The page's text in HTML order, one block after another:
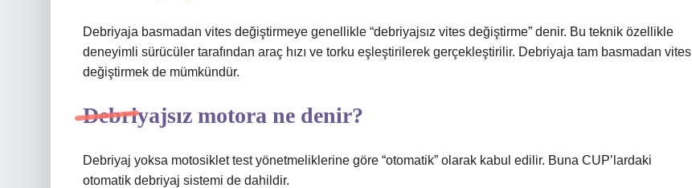
Debriyaja basmadan vites değiştirmeye genellikle “debriyajsız vites değiştirme” denir. Bu teknik özellikle
deneyimli sürücüler tarafından araç hızı ve torku eşleştirilerek gerçekleştirilir. Debriyaja tam basmadan vites
değiştirmek de mümkündür.
Debriyajsız motora ne denir?
Debriyaj yoksa motosiklet test yönetmeliklerine göre “otomatik” olarak kabul edilir. Buna CUP’lardaki
otomatik debriyaj sistemi de dahildir.